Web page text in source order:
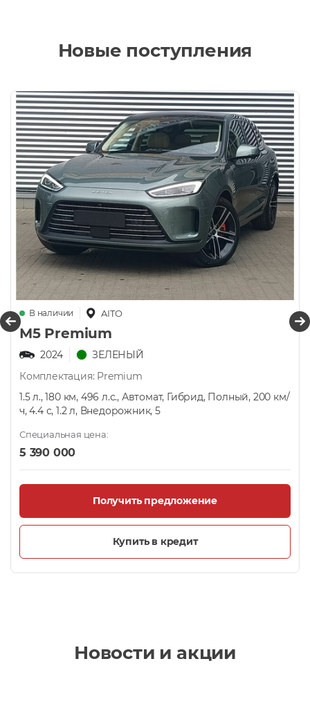
Новые поступления
В наличии AITO
М5 Premium
2024
ЗЕЛЕНЫЙ
Комплектация: Premium
1.5 л., 180 км, 496 л.с., Автомат, Гибрид, Полный, 200 км/
ч, 4.4 с, 1.2 л, Внедорожник, 5
Специальная цена:
5 390 000
Получить предложение
Купить в кредит
Новости и акции